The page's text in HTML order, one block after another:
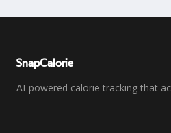
SnapCalorie
AI-powered calorie tracking that